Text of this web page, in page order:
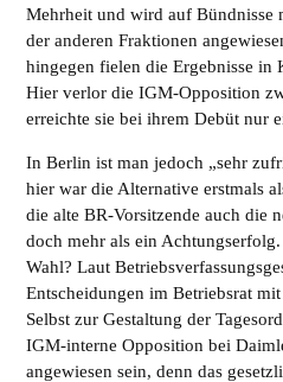
Mehrheit und wird auf Bündnisse
der anderen Fraktionen
hingegen fielen die Ergebnisse in
Hier verlor die IGM-Opposition
erreichte sie bei ihrem Debüt nur
In Berlin ist man jedoch „sehr
hier war die Alternative erstmals
die alte BR-Vorsitzende auch die
doch mehr als ein
Wahl? Laut
Entscheidungen im Betriebsrat
Selbst zur Gestaltung der
IGM-interne Opposition bei
angewiesen sein, denn das